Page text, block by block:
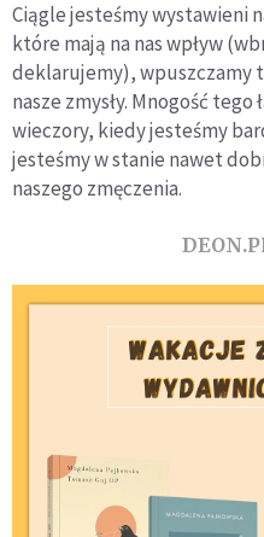
Ciągle jesteśmy wystawieni
które mają na nas wpływ
deklarujemy), wpuszczamy
nasze zmysły. Mnogość
wieczory, kiedy jesteśmy
jesteśmy w stanie nawet
naszego zmęczenia.